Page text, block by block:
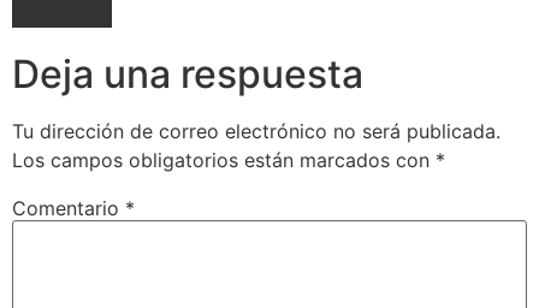
Deja una respuesta
Tu dirección de correo electrónico no será publicada.
Los campos obligatorios están marcados con *
Comentario *